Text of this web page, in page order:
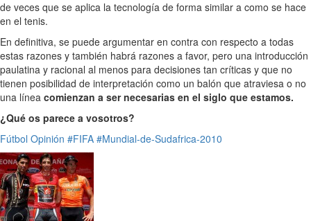
de veces que se aplica la tecnología de forma similar a como se hace
en el tenis.
En definitiva, se puede argumentar en contra con respecto a todas
estas razones y también habrá razones a favor, pero una introducción
paulatina y racional al menos para decisiones tan críticas y que no
tienen posibilidad de interpretación como un balón que atraviesa o no
una línea comienzan a ser necesarias en el siglo que estamos.
¿Qué os parece a vosotros?
Fútbol Opinión #FIFA #Mundial-de-Sudafrica-2010